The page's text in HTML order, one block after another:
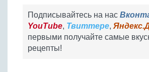
Подписывайтесь на нас
YouTube, Твиттере,
первыми получайте самые
рецепты!